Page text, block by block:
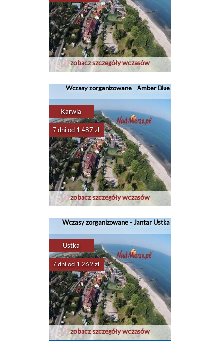
zobacz szczegóły wczasów
Wczasy zorganizowane - Amber Blue
Karwia
7 dni od 1 487 zł
zobacz szczegóły wczasów
Wczasy zorganizowane - Jantar Ustka
Ustka
7 dni od 1 269 zł
zobacz szczegóły wczasów